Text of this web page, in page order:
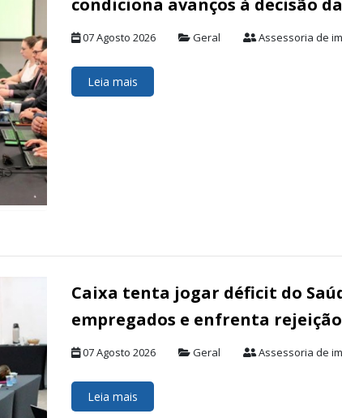
07 Agosto 2026 Geral Assessoria de
Leia mais
Caixa tenta jogar déficit do
empregados e enfrenta
07 Agosto 2026 Geral Assessoria de
Leia mais